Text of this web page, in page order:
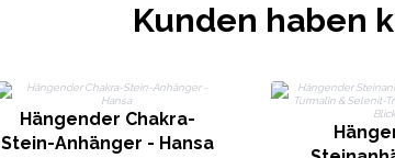
Kunden haben
Hängender Chakra-
Stein-Anhänger - Hansa